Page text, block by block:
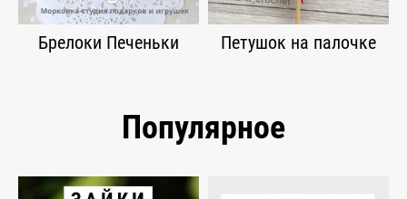
Брелоки Печеньки Петушок на палочке
Популярное